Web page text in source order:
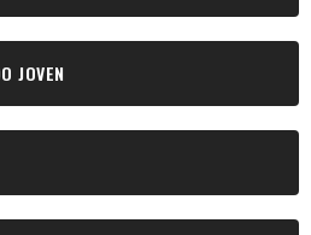
JOVEN